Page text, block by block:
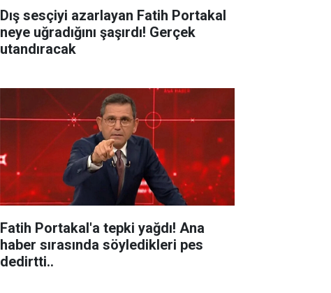
Dış sesçiyi azarlayan Fatih Portakal
neye uğradığını şaşırdı! Gerçek
utandıracak
Fatih Portakal'a tepki yağdı! Ana
haber sırasında söyledikleri pes
dedirtti..